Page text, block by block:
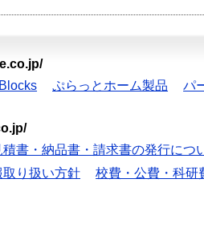
ぷらっとホーム製品 パ
積書・納品書・請求書の発行につ
取り扱い方針 校費・公費・科研